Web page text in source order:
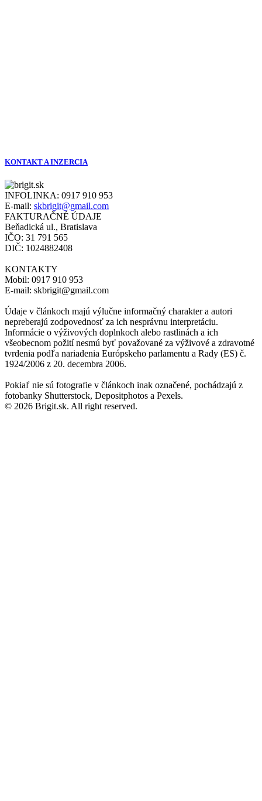
KONTAKT A INZERCIA
INFOLINKA: 0917 910 953
E-mail: skbrigit@gmail.com
FAKTURAČNÉ ÚDAJE
Beňadická ul., Bratislava
IČO: 31 791 565
DIČ: 1024882408
KONTAKTY
Mobil: 0917 910 953
E-mail: skbrigit@gmail.com
Údaje v článkoch majú výlučne informačný charakter a autori
nepreberajú zodpovednosť za ich nesprávnu interpretáciu.
Informácie o výživových doplnkoch alebo rastlinách a ich
všeobecnom požití nesmú byť považované za výživové a zdravotné
tvrdenia podľa nariadenia Európskeho parlamentu a Rady (ES) č.
1924/2006 z 20. decembra 2006.
Pokiaľ nie sú fotografie v článkoch inak označené, pochádzajú z
fotobanky Shutterstock, Depositphotos a Pexels.
© 2026 Brigit.sk. All right reserved.